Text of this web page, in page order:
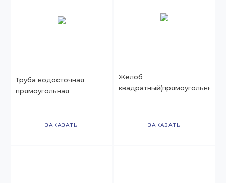
Труба водосточная
прямоугольная
ЗАКАЗАТЬ
Желоб
квадратный(прямоугольный)
ЗАКАЗАТЬ